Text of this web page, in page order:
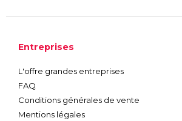
Entreprises
L'offre grandes entreprises
FAQ
Conditions générales de vente
Mentions légales